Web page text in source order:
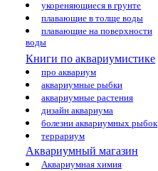
укореняющиеся в грунте
плавающие в толще воды
плавающие на поверхности
воды
Книги по аквариумистике
про аквариум
аквариумные рыбки
аквариумные растения
дизайн аквариума
болезни аквариумных рыбок
террариум
Аквариумный магазин
Аквариумная химия